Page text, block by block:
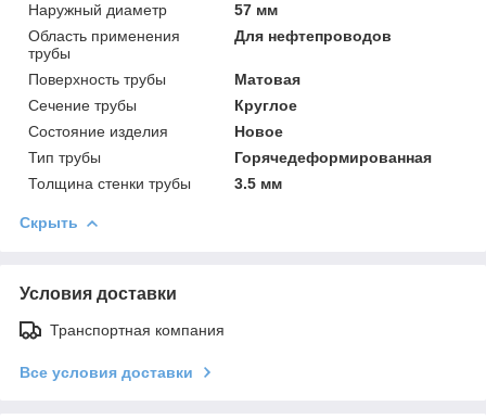
Наружный диаметр
57 мм
Область применения
трубы
Для нефтепроводов
Поверхность трубы
Матовая
Сечение трубы
Круглое
Состояние изделия
Новое
Тип трубы
Горячедеформированная
Толщина стенки трубы
3.5 мм
Скрыть
Условия доставки
Транспортная компания
Все условия доставки